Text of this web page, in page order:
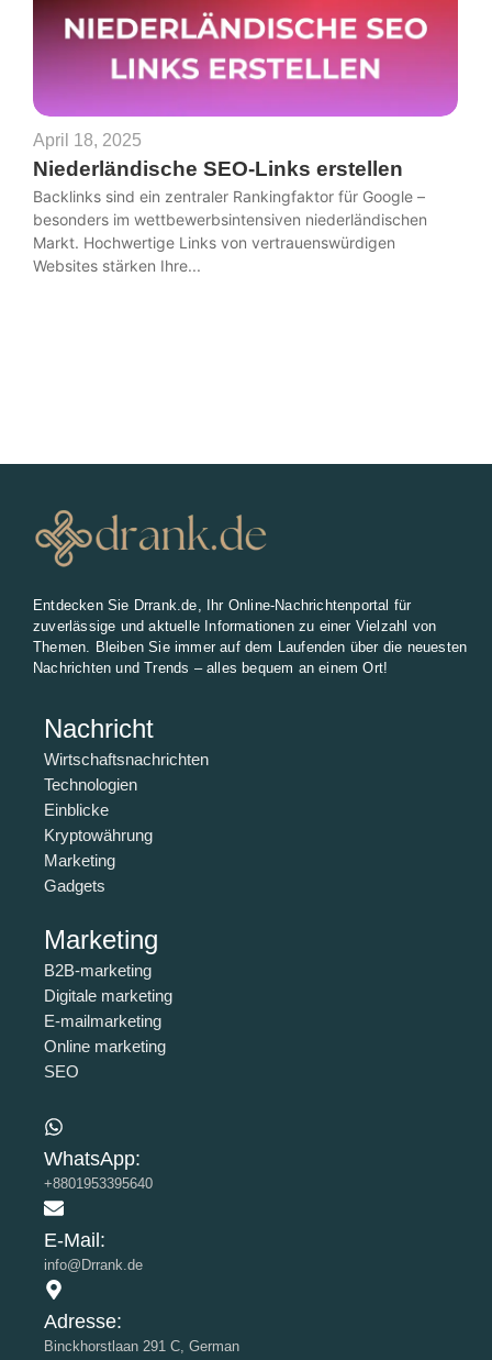
April 18, 2025
Niederländische SEO-Links erstellen
Backlinks sind ein zentraler Rankingfaktor für Google –
besonders im wettbewerbsintensiven niederländischen
Markt. Hochwertige Links von vertrauenswürdigen
Websites stärken Ihre...
Entdecken Sie Drrank.de, Ihr Online-Nachrichtenportal für
zuverlässige und aktuelle Informationen zu einer Vielzahl von
Themen. Bleiben Sie immer auf dem Laufenden über die neuesten
Nachrichten und Trends – alles bequem an einem Ort!
Nachricht
Wirtschaftsnachrichten
Technologien
Einblicke
Kryptowährung
Marketing
Gadgets
Marketing
B2B-marketing
Digitale marketing
E-mailmarketing
Online marketing
SEO
WhatsApp:
+8801953395640
E-Mail:
info@Drrank.de
Adresse:
Binckhorstlaan 291 C, German